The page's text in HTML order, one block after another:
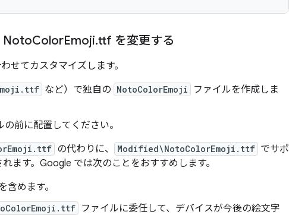
NotoColorEmoji.ttf を変更する
せてカスタマイズします。
など）で独自の NotoColorEmoji
ファイルを作成しま
の前に配置してください。
の代わりに、 Modified\NotoColorEmoji.ttf でサポ
ます。Google では次のことをおすすめします。
めます。
ファイルに委任して、デバイスが今後の絵文字